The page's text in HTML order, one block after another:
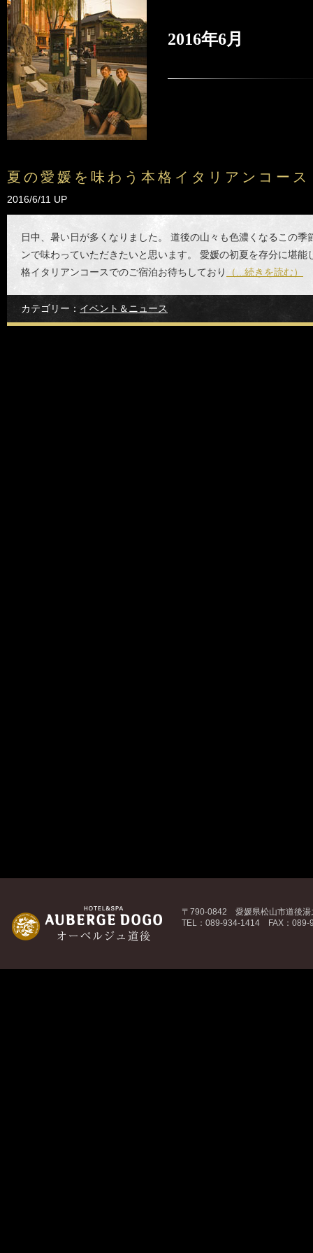
2016年6月
夏の愛媛を味わう本格イタリアンコース
2016/6/11 UP
日中、暑い日が多くなりました。 道後の山々も色濃くなるこの季
ンで味わっていただきたいと思います。 愛媛の初夏を存分に堪能
格イタリアンコースでのご宿泊お待ちしており
（...続きを読む）
カテゴリー： イベント＆ニュース
〒790-0842 愛媛県松山市道後湯
TEL：089-934-1414 FAX：089-